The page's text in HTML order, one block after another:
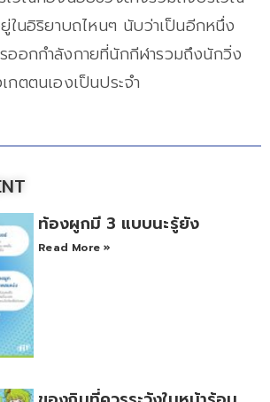
ในอิริยาบถไหนๆ นับว่าเป็นอีกหนึ่ง
ออกกำลังกายที่นักกีฬารวมถึงนักวิ่ง
ตตนเองเป็นประจำ
ท้องผูกมี 3 แบบนะรู้ยัง
Read More »